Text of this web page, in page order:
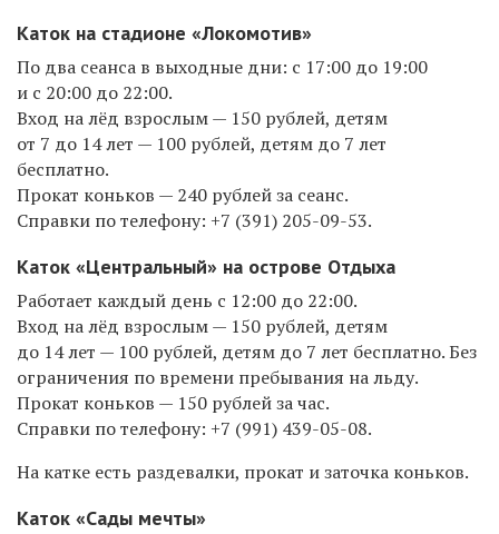
Каток на стадионе «Локомотив»
По два сеанса в выходные дни: с 17:00 до 19:00
и с 20:00 до 22:00.
Вход на лёд взрослым — 150 рублей, детям
от 7 до 14 лет — 100 рублей, детям до 7 лет
бесплатно.
Прокат коньков — 240 рублей за сеанс.
Справки по телефону: +7 (391) 205-09-53.
Каток «Центральный» на острове Отдыха
Работает каждый день с 12:00 до 22:00.
Вход на лёд взрослым — 150 рублей, детям
до 14 лет — 100 рублей, детям до 7 лет бесплатно. Без
ограничения по времени пребывания на льду.
Прокат коньков — 150 рублей за час.
Справки по телефону: +7 (991) 439-05-08.
На катке есть раздевалки, прокат и заточка коньков.
Каток «Сады мечты»